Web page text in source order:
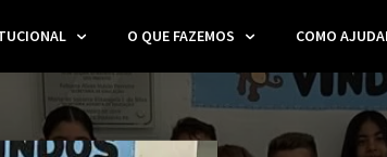
O QUE FAZEMOS COMO